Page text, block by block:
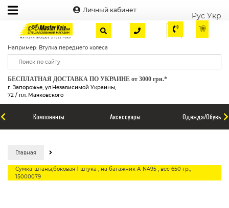
Личный кабинет
Рус Укр
Например: Втулка переднего колеса
БЕСПЛАТНАЯ ДОСТАВКА ПО УКРАИНЕ от 3000 грн.*
г. Запорожье, ул.Независимой Украины,
72 / пл. Маяковского
Компоненты Аксессуары Одежда/Обувь
Главная
Сумка-штаны,боковая 1 штука , на багажник A-N495 , вес 650 гр.,
15000079